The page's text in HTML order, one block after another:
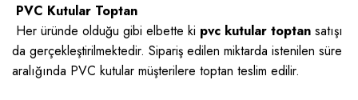
PVC Kutular Toptan
Her üründe olduğu gibi elbette ki pvc kutular toptan satışı
da gerçekleştirilmektedir. Sipariş edilen miktarda istenilen süre
aralığında PVC kutular müşterilere toptan teslim edilir.